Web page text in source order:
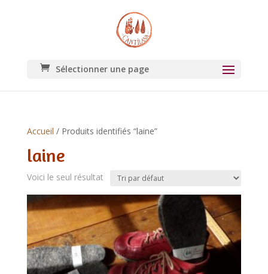
Sélectionner une page
Accueil / Produits identifiés “laine”
laine
Voici le seul résultat